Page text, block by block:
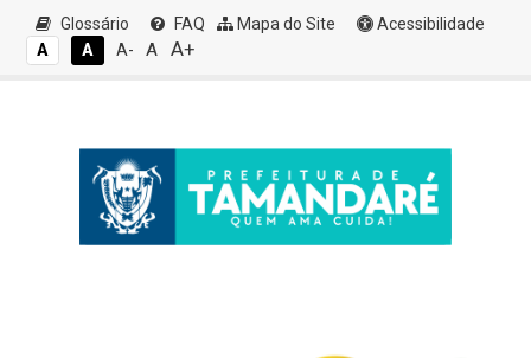
Glossário FAQ Mapa do Site
Acessibilidade
A
A A- A A+